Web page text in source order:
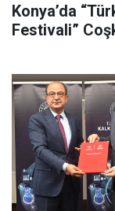
Konya’da
Festivali”